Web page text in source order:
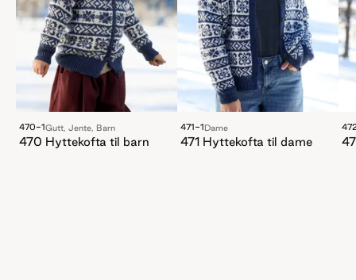
470-1Gutt, Jente, Barn
470 Hyttekofta til barn
471-1Dame
471 Hyttekofta til dame